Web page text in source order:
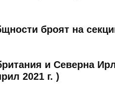
броят на
и Северна
2021 г. )